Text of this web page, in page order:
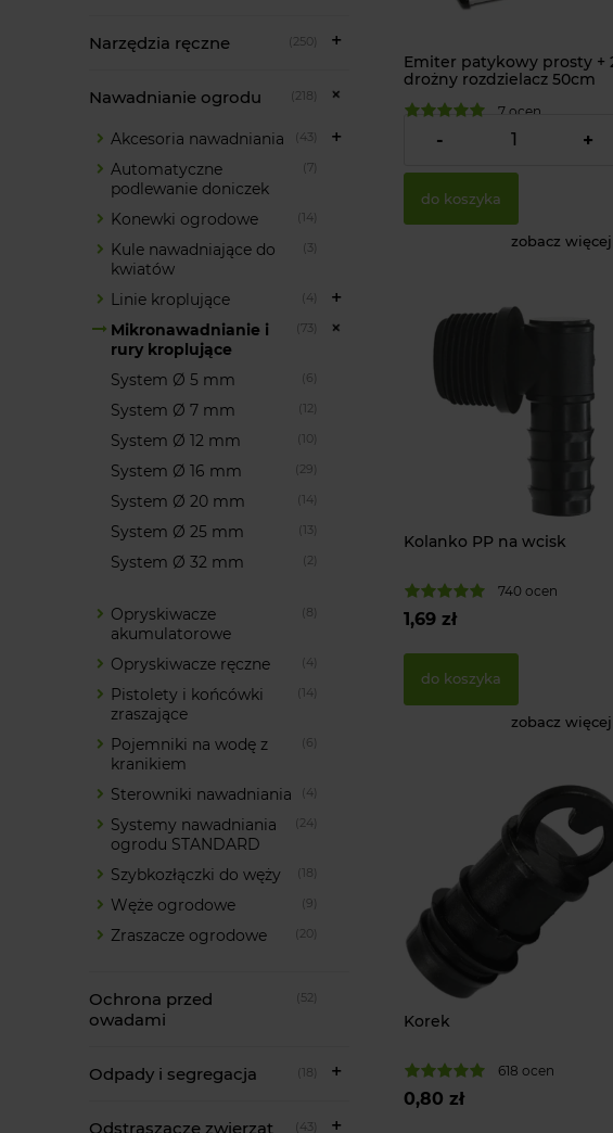
Narzędzia ręczne (250)
Nawadnianie ogrodu (218)
Akcesoria nawadniania (43)
Automatyczne
podlewanie doniczek
(7)
Konewki ogrodowe (14)
Kule nawadniające do
kwiatów
(3)
Linie kroplujące (4)
Mikronawadnianie i
rury kroplujące
(73)
System Ø 5 mm (6)
System Ø 7 mm (12)
System Ø 12 mm (10)
System Ø 16 mm (29)
System Ø 20 mm (14)
System Ø 25 mm (13)
System Ø 32 mm (2)
Opryskiwacze
akumulatorowe
(8)
Opryskiwacze ręczne (4)
Pistolety i końcówki
zraszające
(14)
Pojemniki na wodę z
kranikiem
(6)
Sterowniki nawadniania (4)
Systemy nawadniania
ogrodu STANDARD
(24)
Szybkozłączki do węży (18)
Węże ogrodowe (9)
Zraszacze ogrodowe (20)
Ochrona przed
owadami
(52)
Odpady i segregacja (18)
Odstraszacze zwierząt (43)
Emiter patykowy prosty +
drożny rozdzielacz 50cm
7 ocen
3,49 zł
- +
do koszyka
zobacz więcej
Kolanko PP na wcisk
740 ocen
1,69 zł
do koszyka
zobacz więcej
Korek
618 ocen
0,80 zł